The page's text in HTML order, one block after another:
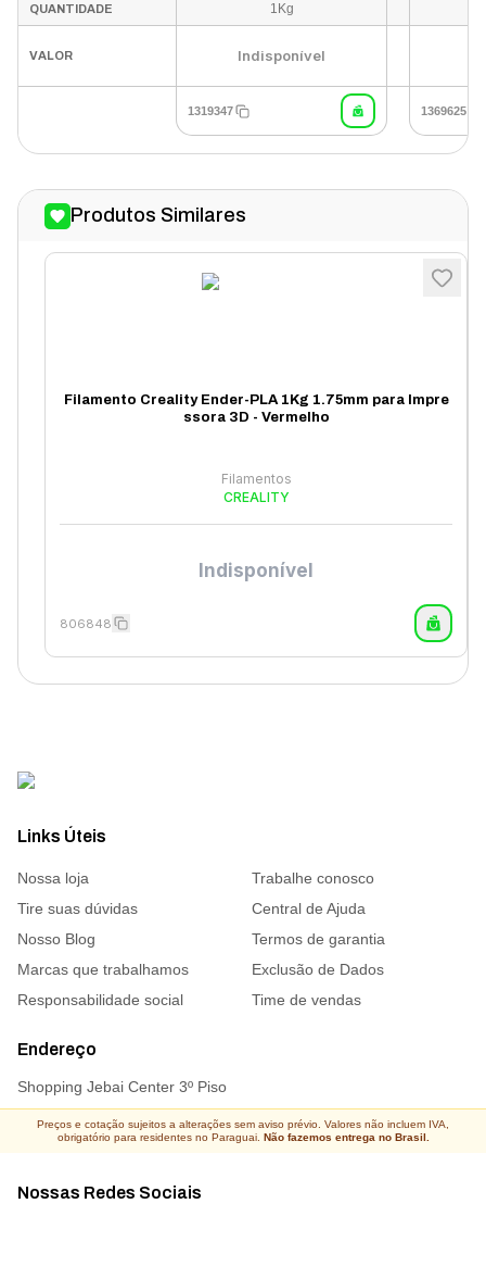
QUANTIDADE 1Kg
VALOR Indisponível
1319347 1369625
Produtos Similares
Filamento Creality Ender-PLA 1Kg 1.75mm para Impre
ssora 3D - Vermelho
Filamentos
CREALITY
Indisponível
806848
Links Úteis
Nossa loja
Trabalhe conosco
Tire suas dúvidas
Central de Ajuda
Nosso Blog
Termos de garantia
Marcas que trabalhamos
Exclusão de Dados
Responsabilidade social
Time de vendas
Endereço
Shopping Jebai Center 3º Piso
Nossas Redes Sociais
Preços e cotação sujeitos a alterações sem aviso prévio. Valores não incluem IVA,
obrigatório para residentes no Paraguai. Não fazemos entrega no Brasil.